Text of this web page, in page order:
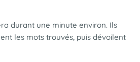
durant une minute environ. Ils
les mots trouvés, puis dévoilent